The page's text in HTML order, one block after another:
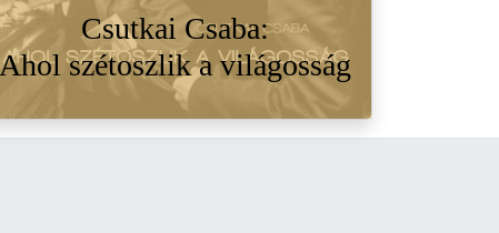
Csutkai Csaba:
Ahol szétoszlik a világosság